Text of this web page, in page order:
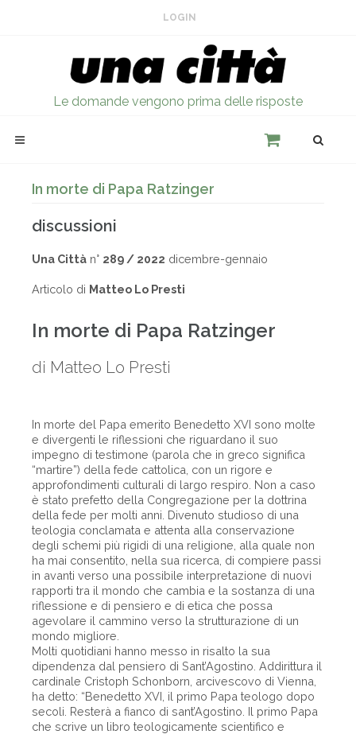
LOGIN
Le domande vengono prima delle risposte
In morte di Papa Ratzinger
discussioni
Una Città n° 289 / 2022 dicembre-gennaio
Articolo di Matteo Lo Presti
In morte di Papa Ratzinger
di Matteo Lo Presti
In morte del Papa emerito Benedetto XVI sono molte
e divergenti le riflessioni che riguardano il suo
impegno di testimone (parola che in greco significa
“martire”) della fede cattolica, con un rigore e
approfondimenti culturali di largo respiro. Non a caso
è stato prefetto della Congregazione per la dottrina
della fede per molti anni. Divenuto studioso di una
teologia conclamata e attenta alla conservazione
degli schemi più rigidi di una religione, alla quale non
ha mai consentito, nella sua ricerca, di compiere passi
in avanti verso una possibile interpretazione di nuovi
rapporti tra il mondo che cambia e la sostanza di una
riflessione e di pensiero e di etica che possa
agevolare il cammino verso la strutturazione di un
mondo migliore.
Molti quotidiani hanno messo in risalto la sua
dipendenza dal pensiero di Sant’Agostino. Addirittura il
cardinale Cristoph Schonborn, arcivescovo di Vienna,
ha detto: “Benedetto XVI, il primo Papa teologo dopo
secoli. Resterà a fianco di sant’Agostino. Il primo Papa
che scrive un libro teologicamente scientifico e